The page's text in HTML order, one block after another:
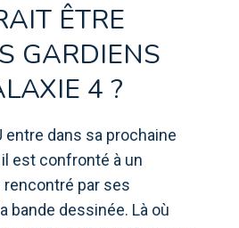
ÊTRE
GARDIENS
4 ?
entre dans sa prochaine
est confronté à un
par ses
bande dessinée. Là où